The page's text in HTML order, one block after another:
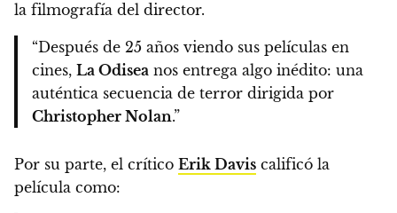
la filmografía del director.
“Después de 25 años viendo sus películas en
cines, La Odisea nos entrega algo inédito: una
auténtica secuencia de terror dirigida por
Christopher Nolan.”
Por su parte, el crítico Erik Davis calificó la
película como: